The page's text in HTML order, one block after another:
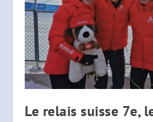
Le relais suisse 7e,